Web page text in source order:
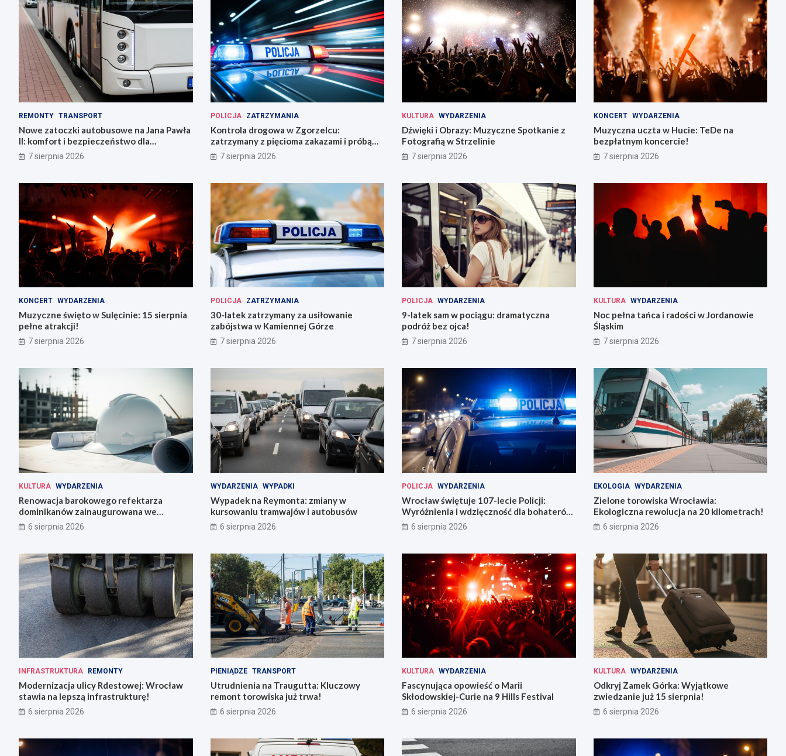
REMONTY TRANSPORT
Nowe zatoczki autobusowe na Jana Pawła
II: komfort i bezpieczeństwo dla
mieszkańców!
7 sierpnia 2026
POLICJA ZATRZYMANIA
Kontrola drogowa w Zgorzelcu:
zatrzymany z pięcioma zakazami i próbą
ucieczki
7 sierpnia 2026
KULTURA WYDARZENIA
Dźwięki i Obrazy: Muzyczne Spotkanie z
Fotografią w Strzelinie
7 sierpnia 2026
KONCERT WYDARZENIA
Muzyczna uczta w Hucie: TeDe na
bezpłatnym koncercie!
7 sierpnia 2026
KONCERT WYDARZENIA
Muzyczne święto w Sulęcinie: 15 sierpnia
pełne atrakcji!
7 sierpnia 2026
POLICJA ZATRZYMANIA
30-latek zatrzymany za usiłowanie
zabójstwa w Kamiennej Górze
7 sierpnia 2026
POLICJA WYDARZENIA
9-latek sam w pociągu: dramatyczna
podróż bez ojca!
7 sierpnia 2026
KULTURA WYDARZENIA
Noc pełna tańca i radości w Jordanowie
Śląskim
7 sierpnia 2026
KULTURA WYDARZENIA
Renowacja barokowego refektarza
dominikanów zainaugurowana we
Wrocławiu
6 sierpnia 2026
WYDARZENIA WYPADKI
Wypadek na Reymonta: zmiany w
kursowaniu tramwajów i autobusów
6 sierpnia 2026
POLICJA WYDARZENIA
Wrocław świętuje 107-lecie Policji:
Wyróżnienia i wdzięczność dla bohaterów
codzienności
6 sierpnia 2026
EKOLOGIA WYDARZENIA
Zielone torowiska Wrocławia:
Ekologiczna rewolucja na 20 kilometrach!
6 sierpnia 2026
INFRASTRUKTURA REMONTY
Modernizacja ulicy Rdestowej: Wrocław
stawia na lepszą infrastrukturę!
6 sierpnia 2026
PIENIĄDZE TRANSPORT
Utrudnienia na Traugutta: Kluczowy
remont torowiska już trwa!
6 sierpnia 2026
KULTURA WYDARZENIA
Fascynująca opowieść o Marii
Skłodowskiej-Curie na 9 Hills Festival
6 sierpnia 2026
KULTURA WYDARZENIA
Odkryj Zamek Górka: Wyjątkowe
zwiedzanie już 15 sierpnia!
6 sierpnia 2026